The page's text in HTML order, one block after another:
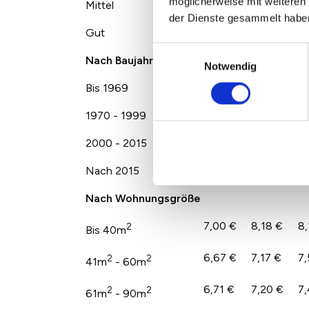
der Dienste gesammelt
Notwendig
Mittel 6,75 € 7,33 €
Gut
Nach Baujahr
Bis 1969 6,65 €
1970 - 1999
2000 - 2015
Nach 2015
Nach Wohnungsgröße
Bis 40m2 7,00 € 8,18 €
41m2 - 60m2 6,67 € 7,17 €
61m2 - 90m2 6,71 € 7,20 €